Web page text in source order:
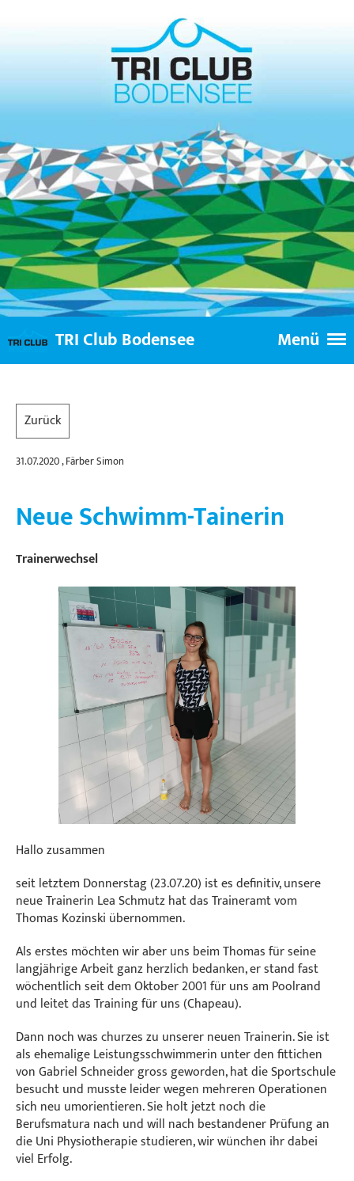
Menü
TRI Club Bodensee
Zurück
31.07.2020, Färber Simon
Neue Schwimm-Tainerin
Trainerwechsel
Hallo zusammen
seit letztem Donnerstag (23.07.20) ist es definitiv, unsere
neue Trainerin Lea Schmutz hat das Traineramt vom
Thomas Kozinski übernommen.
Als erstes möchten wir aber uns beim Thomas für seine
langjährige Arbeit ganz herzlich bedanken, er stand fast
wöchentlich seit dem Oktober 2001 für uns am Poolrand
und leitet das Training für uns (Chapeau).
Dann noch was churzes zu unserer neuen Trainerin. Sie ist
als ehemalige Leistungsschwimmerin unter den fittichen
von Gabriel Schneider gross geworden, hat die Sportschule
besucht und musste leider wegen mehreren Operationen
sich neu umorientieren. Sie holt jetzt noch die
Berufsmatura nach und will nach bestandener Prüfung an
die Uni Physiotherapie studieren, wir wünchen ihr dabei
viel Erfolg.